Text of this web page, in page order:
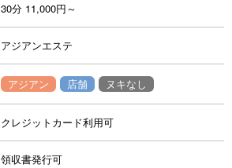
30分 11,000円～
アジアンエステ
アジアン 店舗 ヌキなし
クレジットカード利用可
領収書発行可